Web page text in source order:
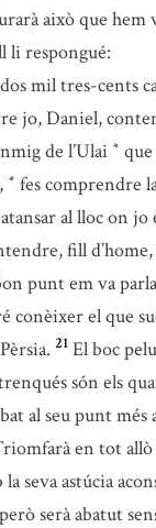
això que hem
li respongué:
mil tres-cents
jo, Daniel,
de l’Ulai *
* fes comprendre
atansar al lloc on
fill
punt em va
conèixer el que
21 El boc
són els
al seu punt
en tot allò
la seva astúcia
però serà abatut